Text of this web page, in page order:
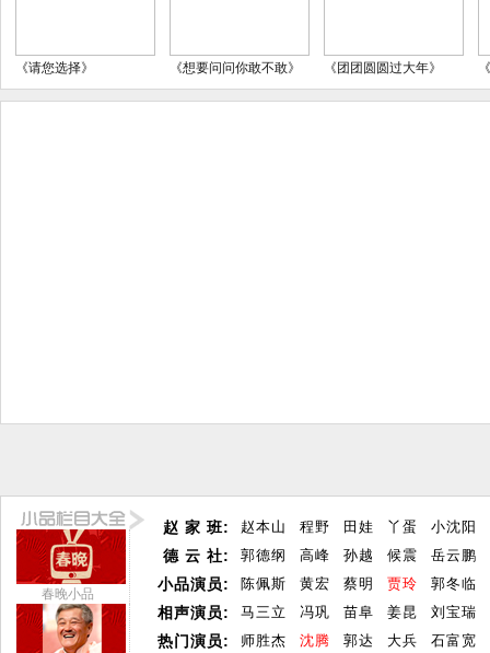
《请您选择》 《想要问问你敢不敢》 《团团圆圆过大年》
春晚小品
赵 家 班:
德 云 社:
小品演员:
相声演员:
热门演员:
赵本山 程野 田娃 丫蛋
小沈阳
郭德纲
高峰 孙越 候震
岳云鹏
陈佩斯
黄宏 蔡明 贾玲
郭冬临
马三立
冯巩 苗阜 姜昆
刘宝瑞
师胜杰
沈腾 郭达 大兵 石富宽